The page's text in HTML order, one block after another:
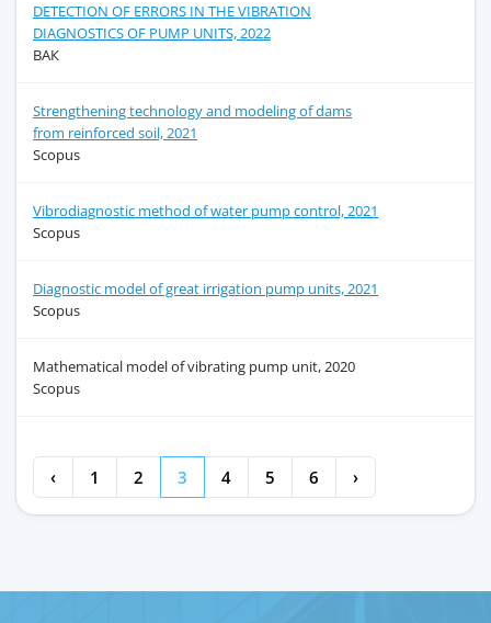
DETECTION OF ERRORS IN THE VIBRATION
DIAGNOSTICS OF PUMP UNITS, 2022
ВАК
Strengthening technology and modeling of dams
from reinforced soil, 2021
Scopus
Vibrodiagnostic method of water pump control, 2021
Scopus
Diagnostic model of great irrigation pump units, 2021
Scopus
Mathematical model of vibrating pump unit, 2020
Scopus
‹ 1 2 3 4 5 6 ›